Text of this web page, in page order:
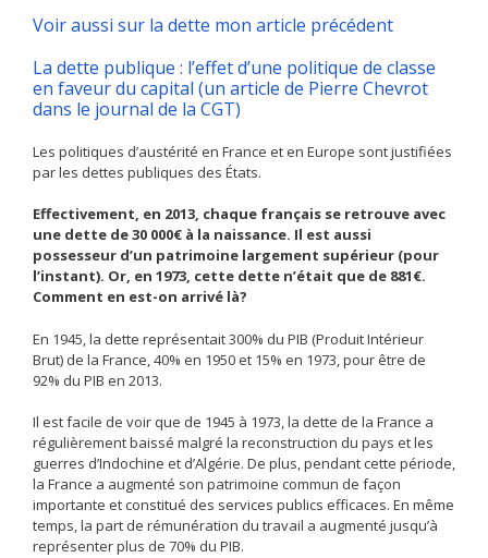
Voir aussi sur la dette mon article précédent
La dette publique : l’effet d’une politique de classe
en faveur du capital (un article de Pierre Chevrot
dans le journal de la CGT)
Les politiques d’austérité en France et en Europe sont justifiées
par les dettes publiques des États.
Effectivement, en 2013, chaque français se retrouve avec
une dette de 30 000€ à la naissance. Il est aussi
possesseur d’un patrimoine largement supérieur (pour
l’instant). Or, en 1973, cette dette n’était que de 881€.
Comment en est-on arrivé là?
En 1945, la dette représentait 300% du PIB (Produit Intérieur
Brut) de la France, 40% en 1950 et 15% en 1973, pour être de
92% du PIB en 2013.
Il est facile de voir que de 1945 à 1973, la dette de la France a
régulièrement baissé malgré la reconstruction du pays et les
guerres d’Indochine et d’Algérie. De plus, pendant cette période,
la France a augmenté son patrimoine commun de façon
importante et constitué des services publics efficaces. En même
temps, la part de rémunération du travail a augmenté jusqu’à
représenter plus de 70% du PIB.